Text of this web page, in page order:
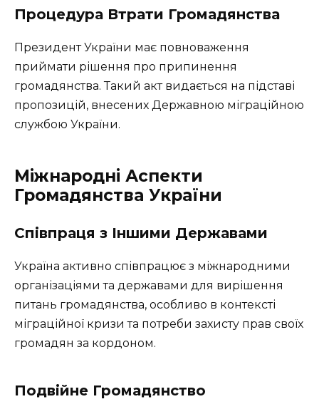
Процедура Втрати Громадянства
Президент України має повноваження
приймати рішення про припинення
громадянства. Такий акт видається на підставі
пропозицій, внесених Державною міграційною
службою України.
Міжнародні Аспекти
Громадянства України
Співпраця з Іншими Державами
Україна активно співпрацює з міжнародними
організаціями та державами для вирішення
питань громадянства, особливо в контексті
міграційної кризи та потреби захисту прав своїх
громадян за кордоном.
Подвійне Громадянство